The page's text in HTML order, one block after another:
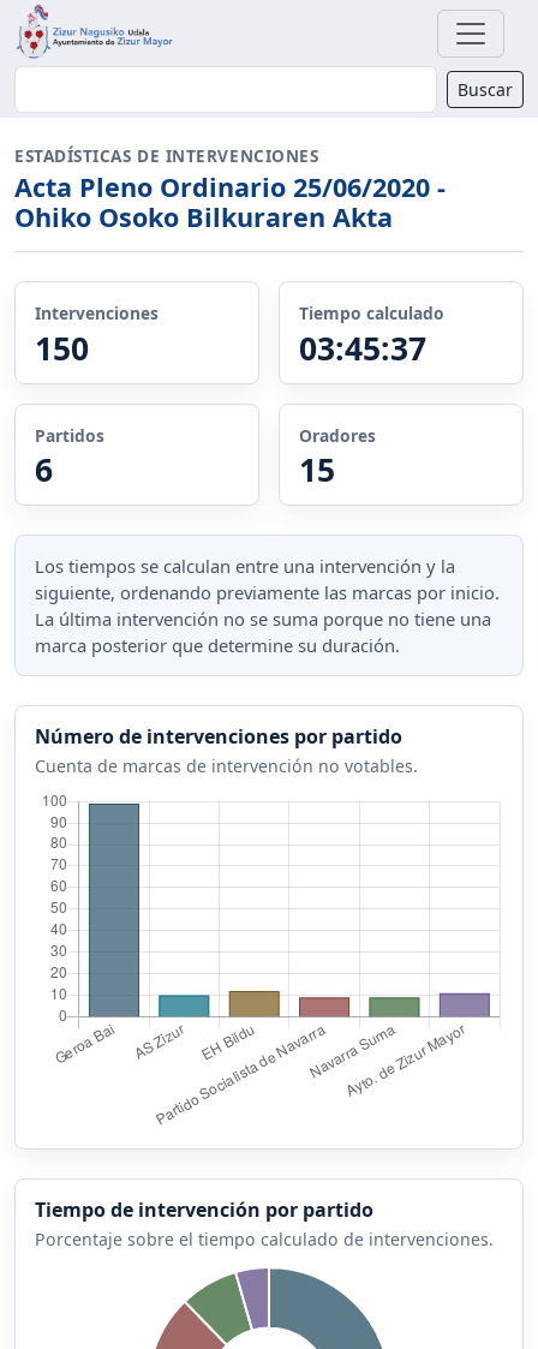
Buscador Buscar
ESTADÍSTICAS DE INTERVENCIONES
Acta Pleno Ordinario 25/06/2020 -
Ohiko Osoko Bilkuraren Akta
Intervenciones
150
Tiempo calculado
03:45:37
Partidos
6
Oradores
15
Los tiempos se calculan entre una intervención y la
siguiente, ordenando previamente las marcas por inicio.
La última intervención no se suma porque no tiene una
marca posterior que determine su duración.
Número de intervenciones por partido
Cuenta de marcas de intervención no votables.
Tiempo de intervención por partido
Porcentaje sobre el tiempo calculado de intervenciones.